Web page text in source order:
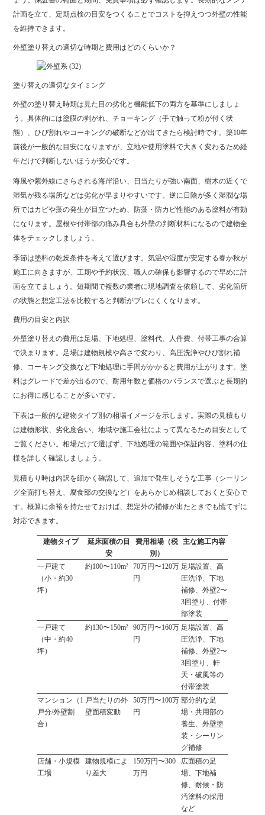
計画を立て、定期点検の目安をつくることでコストを抑えつつ外壁の性能
を維持できます。
外壁塗り替えの適切な時期と費用はどのくらいか？
塗り替えの適切なタイミング
外壁の塗り替え時期は見た目の劣化と機能低下の両方を基準にしましょ
う。具体的には塗膜の剥がれ、チョーキング（手で触って粉が付く状
態）、ひび割れやコーキングの破断などが出てきたら検討時です。築10年
前後が一般的な目安になりますが、立地や使用塗料で大きく変わるため経
年だけで判断しないほうが安心です。
海風や紫外線にさらされる海岸沿い、日当たりが強い南面、樹木の近くで
湿気が残る場所などは劣化が早まりやすいです。逆に日陰が多く湿潤な場
所ではカビや藻の発生が目立つため、防藻・防カビ性能のある塗料が有効
になります。屋根や付帯部の痛み具合も外壁の判断材料になるので建物全
体をチェックしましょう。
季節は塗料の乾燥条件を考えて選びます。気温や湿度が安定する春か秋が
施工に向きますが、工期や予約状況、職人の確保も影響するので早めに計
画を立てましょう。短期間で複数の業者に現地調査を依頼して、劣化箇所
の状態と想定工法を比較すると判断がブレにくくなります。
費用の目安と内訳
外壁塗り替えの費用は足場、下地処理、塗料代、人件費、付帯工事の合算
で決まります。足場は建物規模や高さで変わり、高圧洗浄やひび割れ補
修、コーキング交換など下地処理に手間がかかると費用が上がります。塗
料はグレードで差が出るので、耐用年数と価格のバランスで選ぶと長期的
にお得に感じることが多いです。
下表は一般的な建物タイプ別の相場イメージを示します。実際の見積もり
は建物形状、劣化度合い、地域や施工会社によって異なるため目安として
ご覧ください。相場だけで選ばず、下地処理の範囲や保証内容、塗料の仕
様を詳しく確認しましょう。
見積もり時は内訳を細かく確認して、追加で発生しそうな工事（シーリン
グ全面打ち替え、腐食部の交換など）をあらかじめ相談しておくと安心で
す。概算に余裕を持たせておけば、想定外の補修が出たときでも慌てずに
対応できます。
建物タイプ
延床面積の目
安
費用相場（税
別）
主な施工内容
一戸建て
（小・約30
坪）
約100〜110m² 70万円〜120万
円
足場設置、高
圧洗浄、下地
補修、外壁2〜
3回塗り、付帯
部塗装
一戸建て
（中・約40
坪）
約130〜150m² 90万円〜160万
円
足場設置、高
圧洗浄、下地
補修、外壁2〜
3回塗り、軒
天・破風等の
付帯塗装
マンション（1
戸分/外壁割
合）
戸当たりの外
壁面積変動
50万円〜100万
円
部分的な足
場・共用部の
養生、外壁塗
装・シーリン
グ補修
店舗・小規模
工場
建物規模によ
り差大
150万円〜300
万円
広面積の足
場、下地補
修、耐候・防
汚塗料の採用
など